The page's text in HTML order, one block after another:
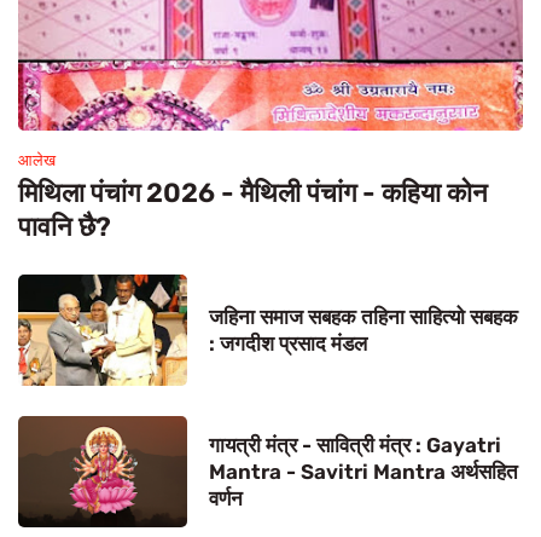
आलेख
मिथिला पंचांग 2026 - मैथिली पंचांग - कहिया कोन
पावनि छै?
जहिना समाज सबहक तहिना साहित्यो सबहक
: जगदीश प्रसाद मंडल
गायत्री मंत्र - सावित्री मंत्र : Gayatri
Mantra - Savitri Mantra अर्थसहित
वर्णन